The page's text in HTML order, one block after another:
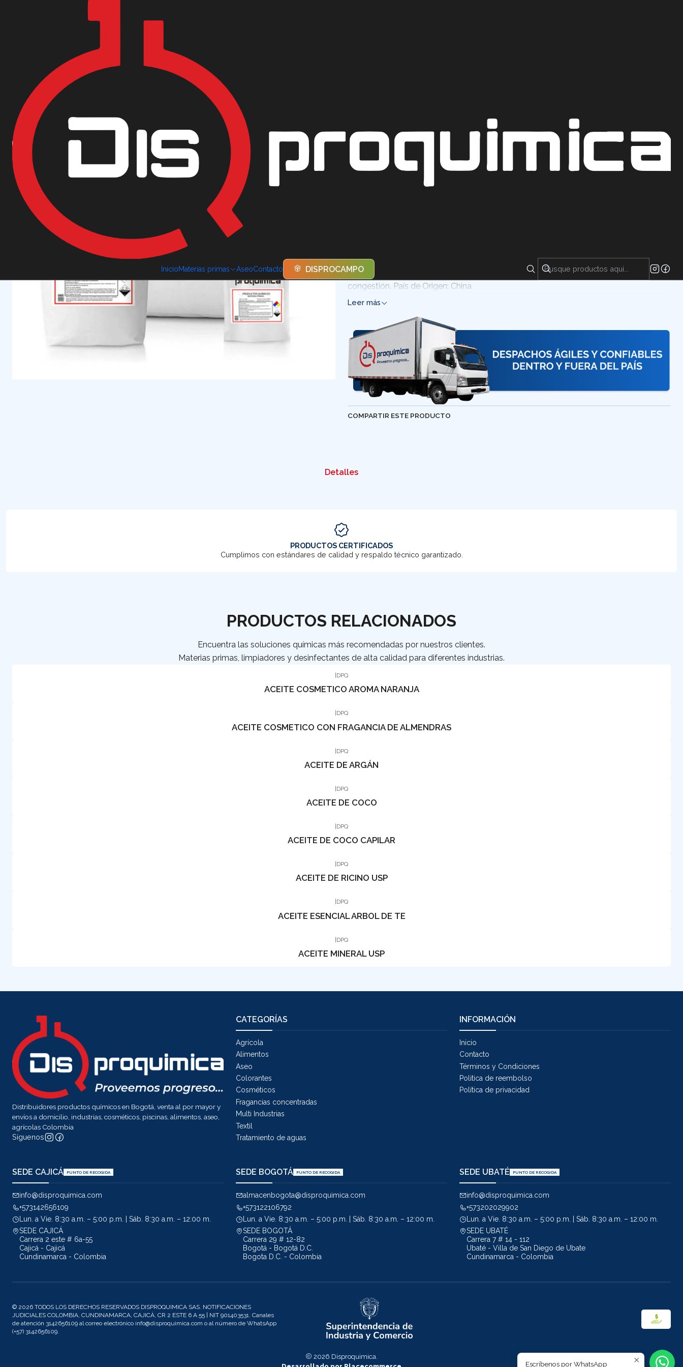
InicioMaterias primas AseoContacto DISPROCAMPO
Encuentra nuestras sedes y puntos de venta
Cosméticos MENTOL CRISTALES 99.9%
AGREGAR AL CARRITO
por su intenso aroma y propiedades refrescantes. Extraído de aceites esenciales, se
utiliza por su capacidad para proporcionar un efecto refrescante y aliviar la
congestión. País de Origen: China
Leer más
COMPARTIR ESTE PRODUCTO
Detalles
PRODUCTOS CERTIFICADOS
Cumplimos con estándares de calidad y respaldo técnico garantizado.
PRODUCTOS RELACIONADOS
Encuentra las soluciones químicas más recomendadas por nuestros clientes.
Materias primas, limpiadores y desinfectantes de alta calidad para diferentes industrias.
DPQ
ACEITE COSMETICO AROMA NARANJA
DPQ
ACEITE COSMETICO CON FRAGANCIA DE ALMENDRAS
|DPQ
ACEITE DE ARGÁN
|DPQ
ACEITE DE COCO
DPQ
ACEITE DE COCO CAPILAR
DPQ
ACEITE DE RICINO USP
DPQ
ACEITE ESENCIAL ARBOL DE TE
|DPQ
ACEITE MINERAL USP
Distribuidores productos químicos en Bogotá, venta al por mayor y
envíos a domicilio, industrias, cosméticos, piscinas, alimentos, aseo,
agrícolas Colombia
Síguenos
CATEGORÍAS
Agrícola
Alimentos
Aseo
Colorantes
Cosméticos
Fragancias concentradas
Multi Industrias
Textil
Tratamiento de aguas
INFORMACIÓN
Inicio
Contacto
Términos y Condiciones
Politica de reembolso
Política de privacidad
SEDE CAJICÁ PUNTO DE RECOGIDA
info@disproquimica.com
+573142656109
Lun. a Vie. 8:30 a.m. – 5:00 p.m. | Sáb. 8:30 a.m. – 12:00 m.
SEDE CAJICÁ
Carrera 2 este # 6a-55
Cajicá - Cajicá
Cundinamarca - Colombia
SEDE BOGOTÁ PUNTO DE RECOGIDA
almacenbogota@disproquimica.com
+573122106792
Lun. a Vie. 8:30 a.m. – 5:00 p.m. | Sáb. 8:30 a.m. – 12:00 m.
SEDE BOGOTÁ
Carrera 29 # 12-82
Bogotá - Bogotá D.C.
Bogota D.C. - Colombia
SEDE UBATÉ PUNTO DE RECOGIDA
info@disproquimica.com
+573202029902
Lun. a Vie. 8:30 a.m. – 5:00 p.m. | Sáb. 8:30 a.m. – 12:00 m.
SEDE UBATÉ
Carrera 7 # 14 - 112
Ubaté - Villa de San Diego de Ubate
Cundinamarca - Colombia
© 2026 TODOS LOS DERECHOS RESERVADOS DISPROQUIMICA SAS. NOTIFICACIONES
JUDICIALES COLOMBIA, CUNDINAMARCA, CAJICÁ, CR 2 ESTE 6 A 55 | NIT 901403531. Canales
de atención 3142656109 al correo electrónico info@disproquimica.com o al número de WhatsApp
(+57) 3142656109.
2026 Disproquimica.
Escríbenos por WhatsApp